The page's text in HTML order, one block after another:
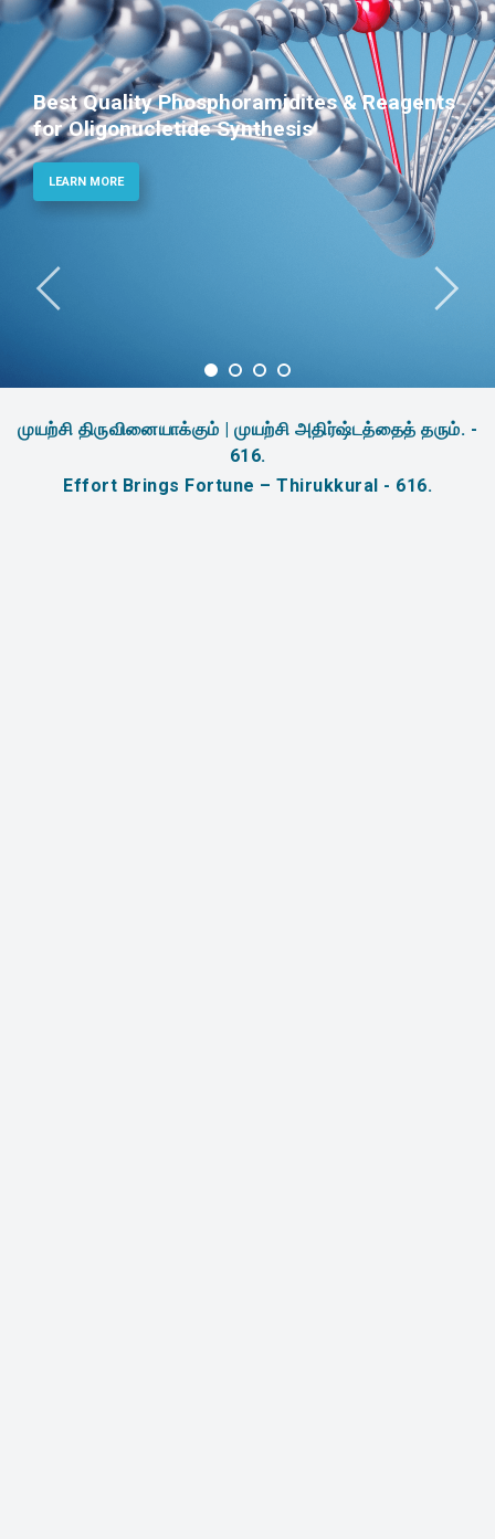
Best Quality Phosphoramidites & Reagents
for Oligonucletide Synthesis
LEARN MORE
முயற்சி திருவினையாக்கும் | முயற்சி அதிர்ஷ்டத்தைத் தரும். -
616.
Effort Brings Fortune – Thirukkural - 616.